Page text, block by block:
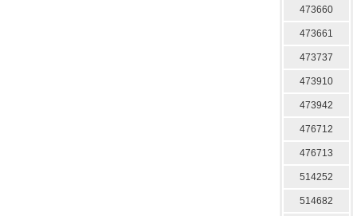
473660
473661
473737
473910
473942
476712
476713
514252
514682